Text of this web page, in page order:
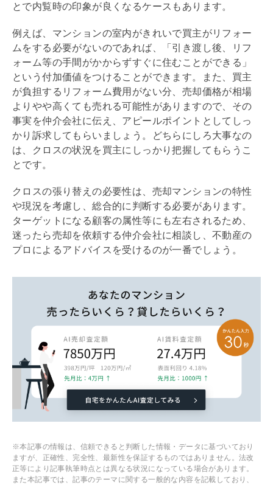
とで内覧時の印象が良くなるケースもあります。
例えば、マンションの室内がきれいで買主がリフォー
ム をする必要がないのであれば、「引き渡し後、
リフ
ォーム等の手間がかからずすぐに住むことができる」
という付加価値をつけることができます。また、買主
が負担する リフォーム費用がない分、売却価格が相場
よりやや高くても売れる可能性がありますので、その
事実を仲介会社に伝え、アピールポイントとしてしっ
かり訴求してもらいましょう。どちらにしろ大事なの
は、クロスの状況を買主にしっかり把握してもらうこ
とです。
クロスの張り替えの必要性は、売却マンションの特性
や現況を考慮し、総合的に判断する必要があります。
ターゲットになる顧客の属性等にも左右されるため、
迷ったら売却を依頼する仲介会社に相談し、不動産の
プロによるアドバイスを受けるのが一番でしょう。
※本記事の情報は、信頼できると判断した情報・データに基づいており
ますが、正確性、完全性、最新性を保証するものではありません。法改
正等により記事執筆時点とは異なる状況になっている場合があります。
また本記事では、記事のテーマに関する一般的な内容を記載しており、